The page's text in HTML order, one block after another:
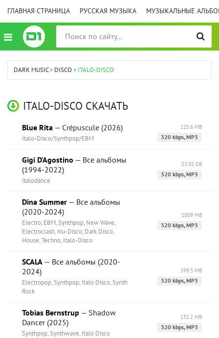
ГЛАВНАЯ СТРАНИЦА РУССКАЯ МУЗЫКА МУЗЫКАЛЬНЫЕ
DARK MUSIC» DISCO» ITALO-DISCO
ITALO-DISCO СКАЧАТЬ
Blue Rita — Crépuscule (2026)
Italo-Disco/Synthpop/EBM
125.6 MB
320 kbps, MP3
Gigi D'Agostino — Все альбомы
(1994-2022)
Italodance
23.92 GB
320 kbps, MP3
Dina Summer — Все альбомы
(2020-2024)
Electro, EBM, Synthpop, New Wave,
Electroclash, Nu-Disco, Dark Disco,
House, Techno, Italo-Disco
1009 MB
320 kbps, MP3
SCALA — Все альбомы (2020-
2024)
Electropop, Synthpop, Italo Disco, Synth
Rock
399.3 MB
320 kbps, MP3
Tobias Bernstrup — Shadow
Dancer (2025)
Synthpop, Synthwave, Italo Disco
131.2 MB
320 kbps, MP3